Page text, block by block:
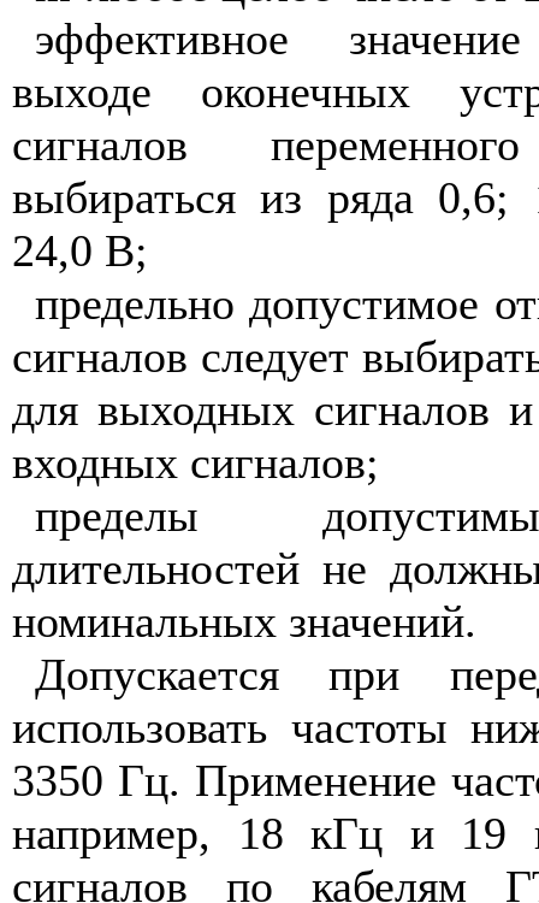
эффективное
выходе оконечных
сигналов
выбираться из ряда
24,0 В;
предельно допустимое
сигналов следует
для выходных сигналов
входных сигналов;
пределы
длительностей не
номинальных значений.
Допускается при
использовать частоты
3350 Гц. Применение
например, 18 кГц и 19
сигналов по кабелям